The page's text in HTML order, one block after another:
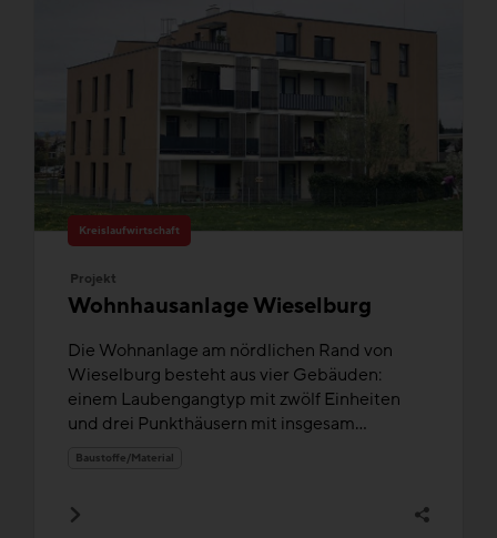
Kreislaufwirtschaft
Projekt
Wohnhausanlage Wieselburg
Die Wohnanlage am nördlichen Rand von
Wieselburg besteht aus vier Gebäuden:
einem Laubengangtyp mit zwölf Einheiten
und drei Punkthäusern mit insgesam...
Baustoffe/Material